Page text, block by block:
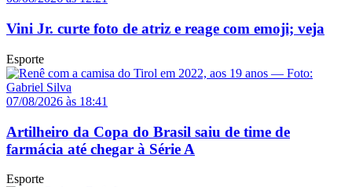
Vini Jr. curte foto de atriz e reage com emoji; veja
Esporte
07/08/2026 às 18:41
Artilheiro da Copa do Brasil saiu de time de
farmácia até chegar à Série A
Esporte